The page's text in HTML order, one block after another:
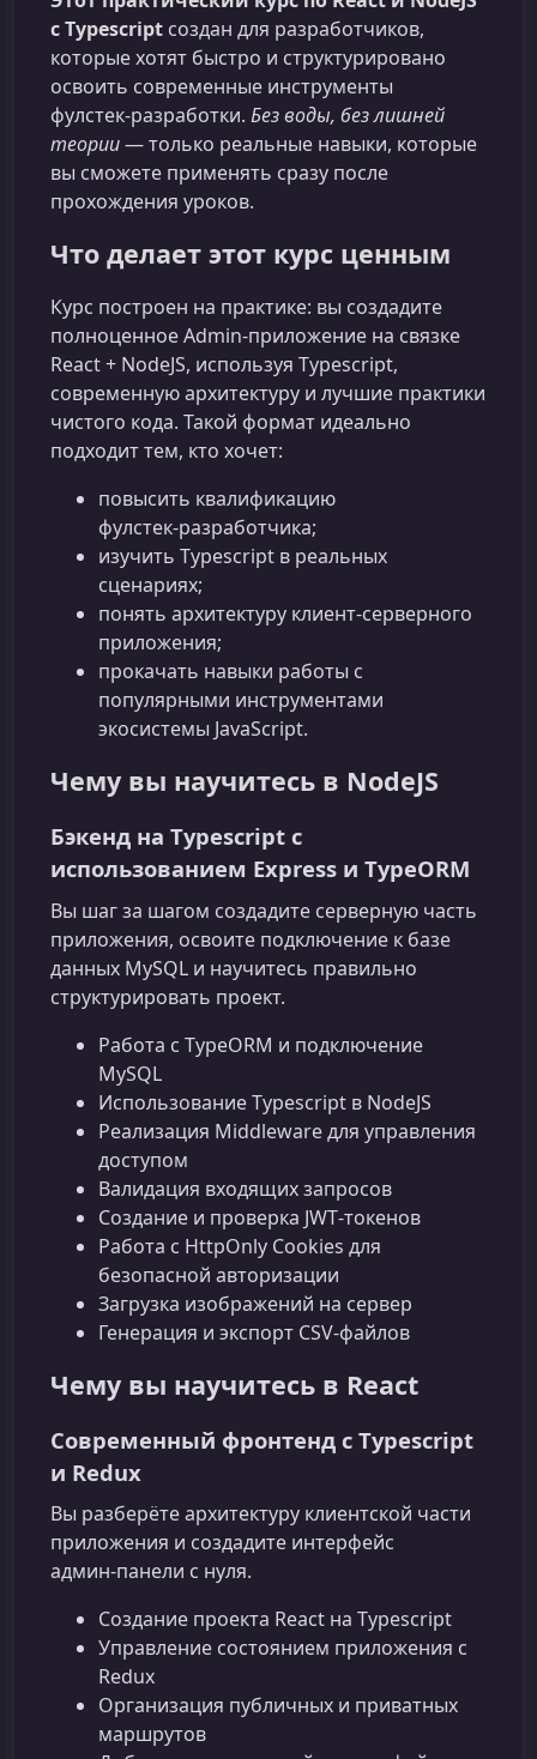
с Typescript создан для разработчиков,
которые хотят быстро и структурировано
освоить современные инструменты
фулстек‑разработки. Без воды, без лишней
теории— только реальные навыки, которые
вы сможете применять сразу после
прохождения уроков.
Что делает этот курс ценным
Курс построен на практике: вы создадите
полноценное Admin‑приложение на связке
React + NodeJS, используя Typescript,
современную архитектуру и лучшие практики
чистого кода. Такой формат идеально
подходит тем, кто хочет:
повысить квалификацию
фулстек‑разработчика;
изучить Typescript в реальных
сценариях;
понять архитектуру клиент‑серверного
приложения;
прокачать навыки работы с
популярными инструментами
экосистемы JavaScript.
Чему вы научитесь в NodeJS
Бэкенд на Typescript с
использованием Express и TypeORM
Вы шаг за шагом создадите серверную часть
приложения, освоите подключение к базе
данных MySQL и научитесь правильно
структурировать проект.
Работа с TypeORM и подключение
MySQL
Использование Typescript в NodeJS
Реализация Middleware для управления
доступом
Валидация входящих запросов
Создание и проверка JWT‑токенов
Работа с HttpOnly Cookies для
безопасной авторизации
Загрузка изображений на сервер
Генерация и экспорт CSV‑файлов
Чему вы научитесь в React
Современный фронтенд с Typescript
и Redux
Вы разберёте архитектуру клиентской части
приложения и создадите интерфейс
админ‑панели с нуля.
Создание проекта React на Typescript
Управление состоянием приложения с
Redux
Организация публичных и приватных
маршрутов